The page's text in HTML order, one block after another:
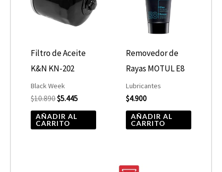
Filtro de Aceite
K&N KN-202
Black Week
$10.890$5.445
AÑADIR AL
CARRITO
Removedor de
Rayas MOTUL E8
Lubricantes
$4.900
AÑADIR AL
CARRITO